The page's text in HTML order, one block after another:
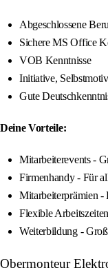
Abgeschlossene
Sichere MS Office
VOB Kenntnisse
Initiative,
Gute
Deine Vorteile:
Mitarbeiterevents -
Firmenhandy - Für
Mitarbeiterprämien -
Flexible
Weiterbildung -
Obermonteur